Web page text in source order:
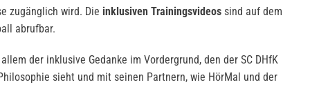
zugänglich wird. Die inklusiven Trainingsvideos sind auf dem
abrufbar.
der inklusive Gedanke im Vordergrund, den der SC DHfK
sieht und mit seinen Partnern, wie HörMal und der